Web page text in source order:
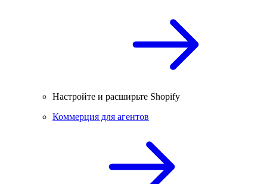
Настройте и расширьте Shopify
Коммерция для агентов